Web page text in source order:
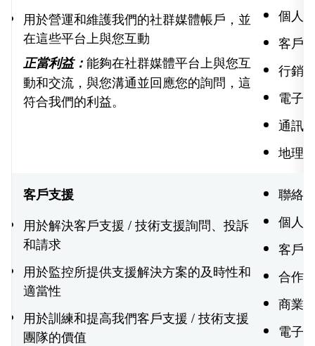
用於營運和維護我們的社群媒體帳戶，並
在這些平台上與您互動
正當利益：能夠在社群媒體平台上與您互
動和交流，與您溝通並回應您的詢問，這
符合我們的利益。
個人
客戶
行銷
電子
通訊
地理
客戶支援
用於解決客戶支援 / 技術支援詢問、投訴
和請求
用於監控所提供支援解決方案的及時性和
適當性
用於訓練和提高我們客戶支援 / 技術支援
團隊的價值
聯絡
個人
客戶
合作
商業
電子